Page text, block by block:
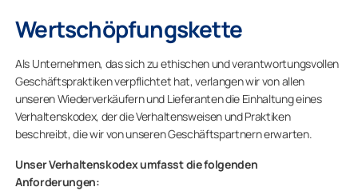
Wertschöpfungskette
Als Unternehmen, das sich zu ethischen und verantwortungsvollen
Geschäftspraktiken verpflichtet hat, verlangen wir von allen
unseren Wiederverkäufern und Lieferanten die Einhaltung eines
Verhaltenskodex, der die Verhaltensweisen und Praktiken
beschreibt, die wir von unseren Geschäftspartnern erwarten.
Unser Verhaltenskodex umfasst die folgenden
Anforderungen: